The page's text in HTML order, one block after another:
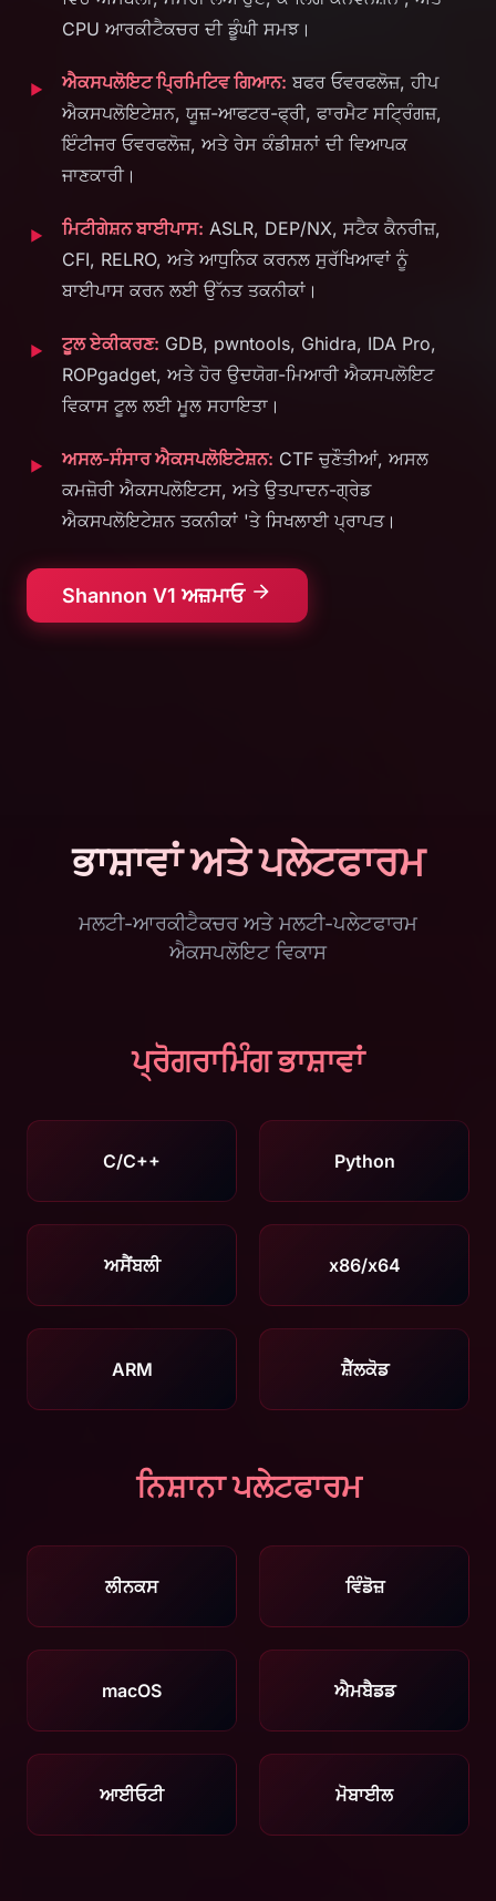
CPU ਆਰਕੀਟੈਕਚਰ ਦੀ ਡੂੰਘੀ ਸਮਝ।
ਐਕਸਪਲੋਇਟ ਪ੍ਰਿਮਿਟਿਵ ਗਿਆਨ: ਬਫਰ ਓਵਰਫਲੋਜ਼, ਹੀਪ
ਐਕਸਪਲੋਇਟੇਸ਼ਨ, ਯੂਜ਼-ਆਫਟਰ-ਫ੍ਰੀ, ਫਾਰਮੈਟ ਸਟ੍ਰਿੰਗਜ਼,
ਇੰਟੀਜਰ ਓਵਰਫਲੋਜ਼, ਅਤੇ ਰੇਸ ਕੰਡੀਸ਼ਨਾਂ ਦੀ ਵਿਆਪਕ
ਜਾਣਕਾਰੀ।
ਮਿਟੀਗੇਸ਼ਨ ਬਾਈਪਾਸ: ASLR, DEP/NX, ਸਟੈਕ ਕੈਨਰੀਜ਼,
CFI, RELRO, ਅਤੇ ਆਧੁਨਿਕ ਕਰਨਲ ਸੁਰੱਖਿਆਵਾਂ ਨੂੰ
ਬਾਈਪਾਸ ਕਰਨ ਲਈ ਉੱਨਤ ਤਕਨੀਕਾਂ।
ਟੂਲ ਏਕੀਕਰਣ: GDB, pwntools, Ghidra, IDA Pro,
ROPgadget, ਅਤੇ ਹੋਰ ਉਦਯੋਗ-ਮਿਆਰੀ ਐਕਸਪਲੋਇਟ
ਵਿਕਾਸ ਟੂਲ ਲਈ ਮੂਲ ਸਹਾਇਤਾ।
ਅਸਲ-ਸੰਸਾਰ ਐਕਸਪਲੋਇਟੇਸ਼ਨ: CTF ਚੁਣੌਤੀਆਂ, ਅਸਲ
ਕਮਜ਼ੋਰੀ ਐਕਸਪਲੋਇਟਸ, ਅਤੇ ਉਤਪਾਦਨ-ਗ੍ਰੇਡ
ਐਕਸਪਲੋਇਟੇਸ਼ਨ ਤਕਨੀਕਾਂ 'ਤੇ ਸਿਖਲਾਈ ਪ੍ਰਾਪਤ।
Shannon V1 ਅਜ਼ਮਾਓ
ਭਾਸ਼ਾਵਾਂ ਅਤੇ ਪਲੇਟਫਾਰਮ
ਮਲਟੀ-ਆਰਕੀਟੈਕਚਰ ਅਤੇ ਮਲਟੀ-ਪਲੇਟਫਾਰਮ
ਐਕਸਪਲੋਇਟ ਵਿਕਾਸ
ਪ੍ਰੋਗਰਾਮਿੰਗ ਭਾਸ਼ਾਵਾਂ
C/C++ Python
ਅਸੈਂਬਲੀ x86/x64
ARM ਸ਼ੈੱਲਕੋਡ
ਨਿਸ਼ਾਨਾ ਪਲੇਟਫਾਰਮ
ਲੀਨਕਸ ਵਿੰਡੋਜ਼
macOS ਐਮਬੈਡਡ
ਆਈਓਟੀ ਮੋਬਾਈਲ